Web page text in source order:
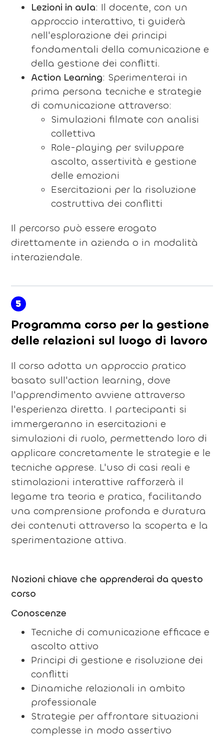
Lezioni in aula: Il docente, con un
approccio interattivo, ti guiderà
nell'esplorazione dei principi
fondamentali della comunicazione e
della gestione dei conflitti.
Action Learning: Sperimenterai in
prima persona tecniche e strategie
di comunicazione attraverso:
Simulazioni filmate con analisi
collettiva
Role-playing per sviluppare
ascolto, assertività e gestione
delle emozioni
Esercitazioni per la risoluzione
costruttiva dei conflitti
Il percorso può essere erogato
direttamente in azienda o in modalità
interaziendale.
5
Programma corso per la gestione
delle relazioni sul luogo di lavoro
Il corso adotta un approccio pratico
basato sull'action learning, dove
l'apprendimento avviene attraverso
l'esperienza diretta. I partecipanti si
immergeranno in esercitazioni e
simulazioni di ruolo, permettendo loro di
applicare concretamente le strategie e le
tecniche apprese. L'uso di casi reali e
stimolazioni interattive rafforzerà il
legame tra teoria e pratica, facilitando
una comprensione profonda e duratura
dei contenuti attraverso la scoperta e la
sperimentazione attiva.
Nozioni chiave che apprenderai da questo
corso
Conoscenze
Tecniche di comunicazione efficace e
ascolto attivo
Principi di gestione e risoluzione dei
conflitti
Dinamiche relazionali in ambito
professionale
Strategie per affrontare situazioni
complesse in modo assertivo